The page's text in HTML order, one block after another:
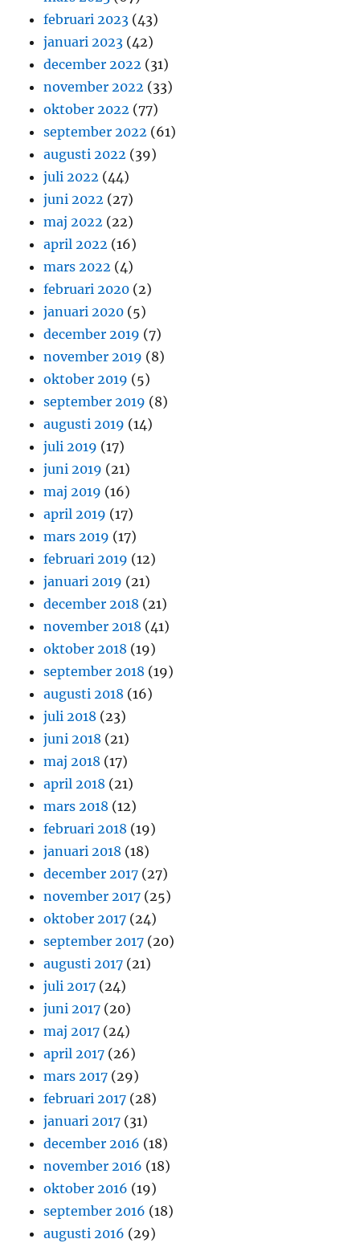
februari 2023 (43)
januari 2023 (42)
december 2022 (31)
november 2022 (33)
oktober 2022 (77)
september 2022 (61)
augusti 2022 (39)
juli 2022 (44)
juni 2022 (27)
maj 2022 (22)
april 2022 (16)
mars 2022 (4)
februari 2020 (2)
januari 2020 (5)
december 2019 (7)
november 2019 (8)
oktober 2019 (5)
september 2019 (8)
augusti 2019 (14)
juli 2019 (17)
juni 2019 (21)
maj 2019 (16)
april 2019 (17)
mars 2019 (17)
februari 2019 (12)
januari 2019 (21)
december 2018 (21)
november 2018 (41)
oktober 2018 (19)
september 2018 (19)
augusti 2018 (16)
juli 2018 (23)
juni 2018 (21)
maj 2018 (17)
april 2018 (21)
mars 2018 (12)
februari 2018 (19)
januari 2018 (18)
december 2017 (27)
november 2017 (25)
oktober 2017 (24)
september 2017 (20)
augusti 2017 (21)
juli 2017 (24)
juni 2017 (20)
maj 2017 (24)
april 2017 (26)
mars 2017 (29)
februari 2017 (28)
januari 2017 (31)
december 2016 (18)
november 2016 (18)
oktober 2016 (19)
september 2016 (18)
augusti 2016 (29)